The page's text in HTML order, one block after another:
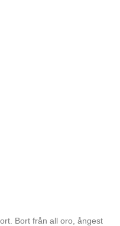
Bort från all oro, ångest